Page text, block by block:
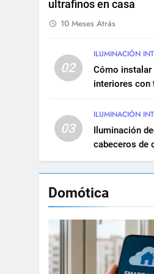
10
Cómo
11
Qué
12
de
ultrafinos en casa
10 Meses Atrás
02
ILUMINACIÓN
Cómo instalar
interiores con
03
ILUMINACIÓN
Iluminación
cabeceros de
Domótica